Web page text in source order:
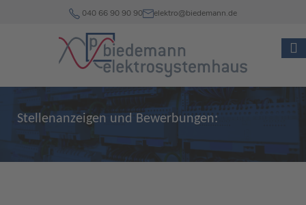
040 66 90 90 90 elektro@biedemann.de
Stellenanzeigen und Bewerbungen: